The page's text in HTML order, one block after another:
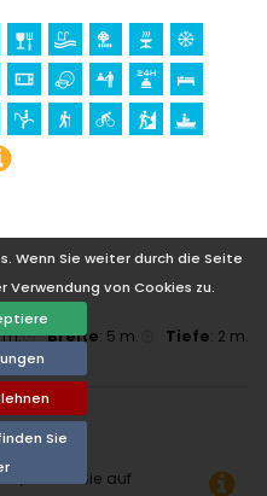
Wenn Sie weiter durch die Seite
Verwendung von Cookies zu.
Sie
m. Breite: 5 m. Tiefe: 2 m.
indem Sie auf